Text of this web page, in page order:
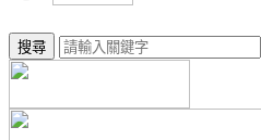
搜尋